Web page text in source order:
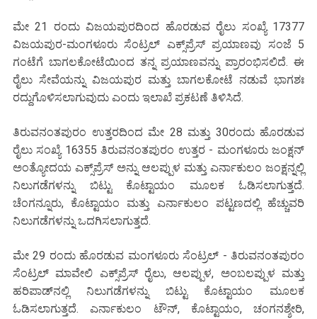
ಮೇ 21 ರಂದು ವಿಜಯಪುರದಿಂದ ಹೊರಡುವ ರೈಲು ಸಂಖ್ಯೆ 17377
ವಿಜಯಪುರ-ಮಂಗಳೂರು ಸೆಂಟ್ರಲ್ ಎಕ್ಸ್‌ಪ್ರೆಸ್ ಪ್ರಯಾಣವು ಸಂಜೆ 5
ಗಂಟೆಗೆ ಬಾಗಲಕೋಟೆಯಿಂದ ತನ್ನ ಪ್ರಯಾಣವನ್ನು ಪ್ರಾರಂಭಿಸಲಿದೆ. ಈ
ರೈಲು ಸೇವೆಯನ್ನು ವಿಜಯಪುರ ಮತ್ತು ಬಾಗಲಕೋಟೆ ನಡುವೆ ಭಾಗಶಃ
ರದ್ದುಗೊಳಿಸಲಾಗುವುದು ಎಂದು ಇಲಾಖೆ ಪ್ರಕಟಣೆ ತಿಳಿಸಿದೆ.
ತಿರುವನಂತಪುರಂ ಉತ್ತರದಿಂದ ಮೇ 28 ಮತ್ತು 30ರಂದು ಹೊರಡುವ
ರೈಲು ಸಂಖ್ಯೆ 16355 ತಿರುವನಂತಪುರಂ ಉತ್ತರ - ಮಂಗಳೂರು ಜಂಕ್ಷನ್
ಅಂತ್ಯೋದಯ ಎಕ್ಸ್‌ಪ್ರೆಸ್ ಅನ್ನು ಆಲಪ್ಪುಳ ಮತ್ತು ಎರ್ನಾಕುಲಂ ಜಂಕ್ಷನ್ನಲ್ಲಿ
ನಿಲುಗಡೆಗಳನ್ನು ಬಿಟ್ಟು ಕೊಟ್ಟಾಯಂ ಮೂಲಕ ಓಡಿಸಲಾಗುತ್ತದೆ.
ಚೆಂಗನ್ನೂರು, ಕೊಟ್ಟಾಯಂ ಮತ್ತು ಎರ್ನಾಕುಲಂ ಪಟ್ಟಣದಲ್ಲಿ ಹೆಚ್ಚುವರಿ
ನಿಲುಗಡೆಗಳನ್ನು ಒದಗಿಸಲಾಗುತ್ತದೆ.
ಮೇ 29 ರಂದು ಹೊರಡುವ ಮಂಗಳೂರು ಸೆಂಟ್ರಲ್ - ತಿರುವನಂತಪುರಂ
ಸೆಂಟ್ರಲ್ ಮಾವೇಲಿ ಎಕ್ಸ್‌ಪ್ರೆಸ್ ರೈಲು, ಆಲಪ್ಪುಳ, ಅಂಬಲಪ್ಪುಳ ಮತ್ತು
ಹರಿಪಾಡ್‌ನಲ್ಲಿ ನಿಲುಗಡೆಗಳನ್ನು ಬಿಟ್ಟು ಕೊಟ್ಟಾಯಂ ಮೂಲಕ
ಓಡಿಸಲಾಗುತ್ತದೆ. ಎರ್ನಾಕುಲಂ ಟೌನ್, ಕೊಟ್ಟಾಯಂ, ಚಂಗನಶ್ಶೇರಿ,